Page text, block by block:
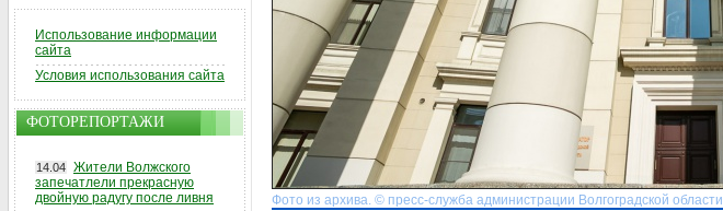
Фото из архива. © пресс-служба администрации Волгоградской области
Использование информации
сайта
Условия использования сайта
ФОТОРЕПОРТАЖИ
14.04 Жители Волжского
запечатлели прекрасную
двойную радугу после ливня